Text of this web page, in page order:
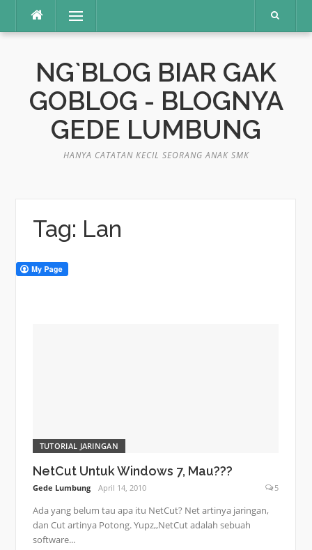
content
Menu
NG`BLOG BIAR GAK
GOBLOG - BLOGNYA
GEDE LUMBUNG
HANYA CATATAN KECIL SEORANG ANAK SMK
Tag: Lan
TUTORIAL JARINGAN
NetCut Untuk Windows 7, Mau???
Gede Lumbung April 14, 2010 5
Ada yang belum tau apa itu NetCut? Net artinya jaringan,
dan Cut artinya Potong. Yupz,,NetCut adalah sebuah
software...